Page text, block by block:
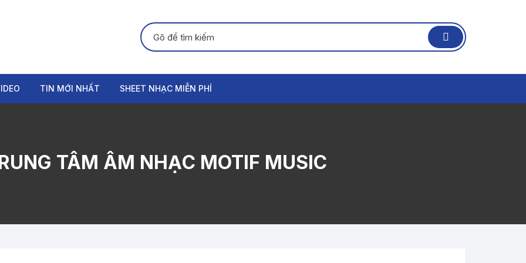
Tìm kiếm:
TIN MỚI NHẤT SHEET NHẠC MIỄN PHÍ
TÂM ÂM NHẠC MOTIF MUSIC